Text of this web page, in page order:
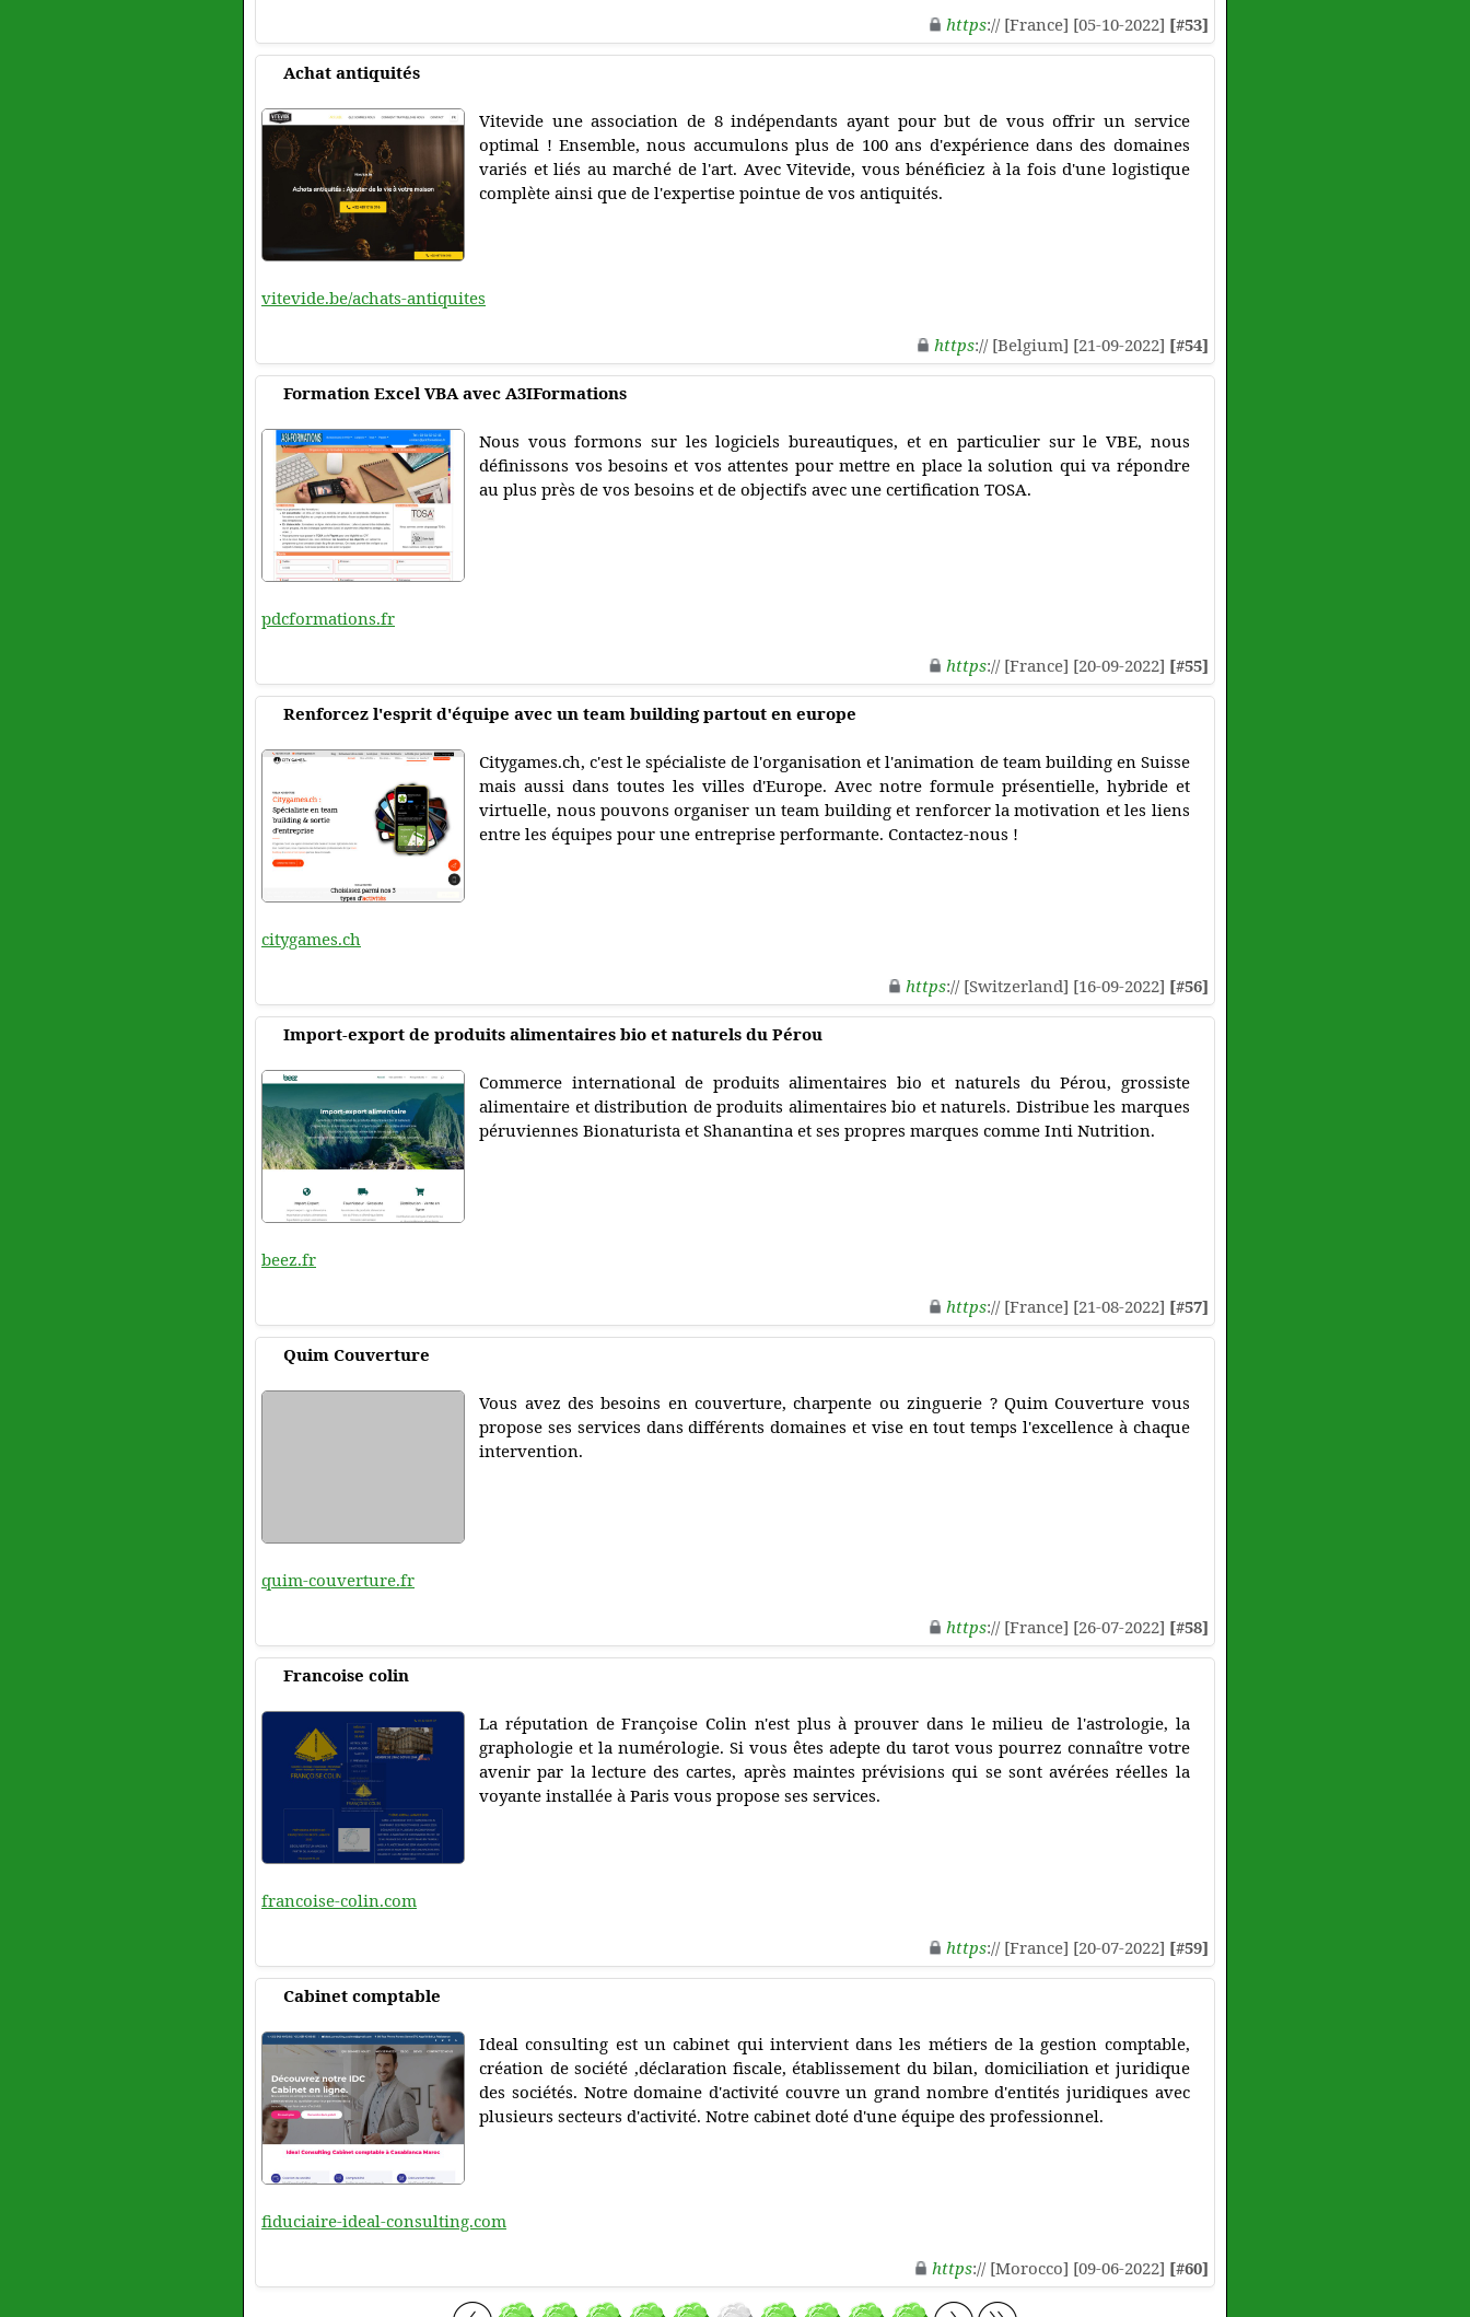
https:// [France] [05-10-2022] [#53]
Achat antiquités
Vitevide une association de 8 indépendants ayant pour but de vous offrir un service
optimal ! Ensemble, nous accumulons plus de 100 ans d'expérience dans des domaines
variés et liés au marché de l'art. Avec Vitevide, vous bénéficiez à la fois d'une logistique
complète ainsi que de l'expertise pointue de vos antiquités.
vitevide.be/achats-antiquites
https:// [Belgium] [21-09-2022] [#54]
Formation Excel VBA avec A3IFormations
Nous vous formons sur les logiciels bureautiques, et en particulier sur le VBE, nous
définissons vos besoins et vos attentes pour mettre en place la solution qui va répondre
au plus près de vos besoins et de objectifs avec une certification TOSA.
pdcformations.fr
https:// [France] [20-09-2022] [#55]
Renforcez l'esprit d'équipe avec un team building partout en europe
Citygames.ch, c'est le spécialiste de l'organisation et l'animation de team building en Suisse
mais aussi dans toutes les villes d'Europe. Avec notre formule présentielle, hybride et
virtuelle, nous pouvons organiser un team building et renforcer la motivation et les liens
entre les équipes pour une entreprise performante. Contactez-nous !
citygames.ch
https:// [Switzerland] [16-09-2022] [#56]
Import-export de produits alimentaires bio et naturels du Pérou
Commerce international de produits alimentaires bio et naturels du Pérou, grossiste
alimentaire et distribution de produits alimentaires bio et naturels. Distribue les marques
péruviennes Bionaturista et Shanantina et ses propres marques comme Inti Nutrition.
beez.fr
https:// [France] [21-08-2022] [#57]
Quim Couverture
Vous avez des besoins en couverture, charpente ou zinguerie ? Quim Couverture vous
propose ses services dans différents domaines et vise en tout temps l'excellence à chaque
intervention.
quim-couverture.fr
https:// [France] [26-07-2022] [#58]
Francoise colin
La réputation de Françoise Colin n'est plus à prouver dans le milieu de l'astrologie, la
graphologie et la numérologie. Si vous êtes adepte du tarot vous pourrez connaître votre
avenir par la lecture des cartes, après maintes prévisions qui se sont avérées réelles la
voyante installée à Paris vous propose ses services.
francoise-colin.com
https:// [France] [20-07-2022] [#59]
Cabinet comptable
Ideal consulting est un cabinet qui intervient dans les métiers de la gestion comptable,
création de société ,déclaration fiscale, établissement du bilan, domiciliation et juridique
des sociétés. Notre domaine d'activité couvre un grand nombre d'entités juridiques avec
plusieurs secteurs d'activité. Notre cabinet doté d'une équipe des professionnel.
fiduciaire-ideal-consulting.com
https:// [Morocco] [09-06-2022] [#60]